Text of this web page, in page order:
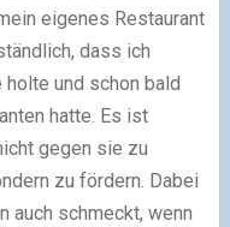
eigenes Restaurant
dass ich
und schon bald
hatte. Es ist
gegen sie zu
zu fördern. Dabei
auch schmeckt, wenn